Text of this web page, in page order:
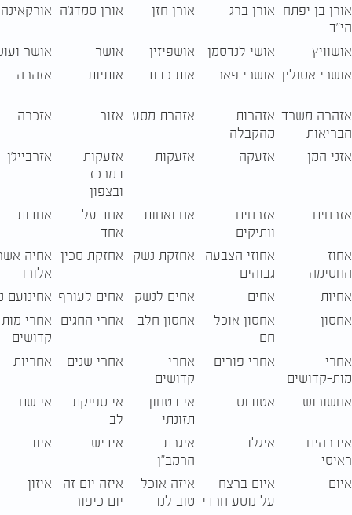
אורן בן יפתח
הי"ד
אורן ברג אורן חזן אורן סמדג'ה אורקאינה
אושוויץ אושי לנדסמן אושפיזין אושר
אושר
אושרי אסולין אושרי פאר אות כבוד אותיות אזהרה
אזהרה משרד
הבריאות
אזהרות
מהקבלה
אזהרת מסע אזור אזכרה
אזני המן אזעקה אזעקות
אזעקות
במרכז
ובצפון
אזרבייג'ן
אזרחים
אזרחים
וותיקים
אח ואחות
אחד על
אחד
אחדות
אחוז
החסימה
אחוזי הצבעה
גבוהים
אחזקת נשק אחזקת סכין אחיה
אלורו
אחיות
אחים אחים לנשק אחים לעורף אחינועם
אחסון
אחסון אוכל
חם
אחסון חלב אחרי החגים אחרי
קדושים
אחרי
מות-קדושים
אחרי פורים
אחרי
קדושים
אחרי שנים אחריות
אחשורוש אטובוס
אי בטחון
תזונתי
אי ספיקת
לב
אי שם
איברהים
ראיסי
איגלו
איגרת
הרמב"ן
אידיש איוב
איום
איום ברצח
על נוסע חרדי
איזה אוכל
טוב לנו
איזה יום זה
יום כיפור
איזון